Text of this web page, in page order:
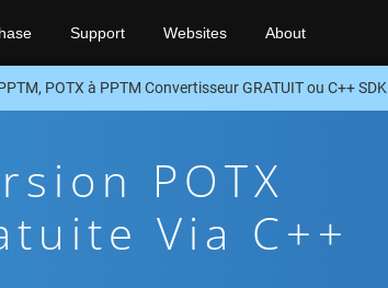
Support Websites About
POTX à PPTM Convertisseur GRATUIT ou C++ SDK
POTX
Via C++